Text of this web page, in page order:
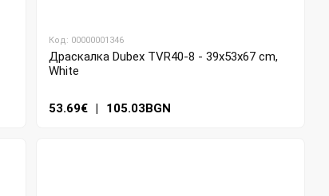
Код: 00000001346
Драскалка Dubex TVR40-8 - 39x53x67 cm,
White
53.69€ | 105.03BGN